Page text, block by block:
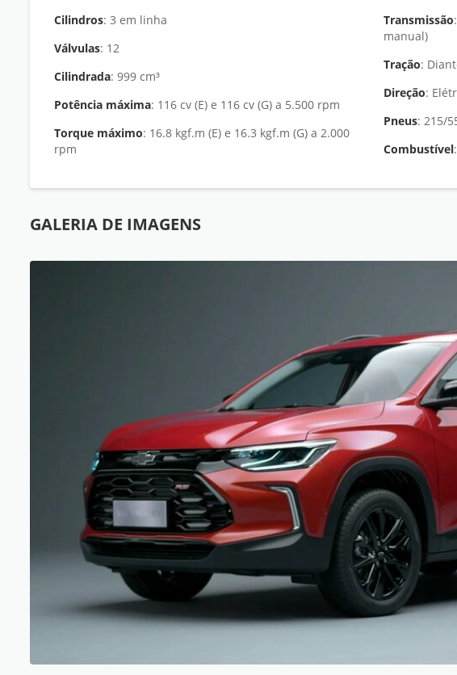
Cilindros : 3 em linha
Válvulas : 12
Cilindrada : 999 cm³
Potência máxima : 116 cv (E) e 116 cv (G) a 5.500 rpm
Torque máximo: 16.8 kgf.m (E) e 16.3 kgf.m (G) a 2.000
rpm
Transmissão: Automática de 6 velocidades (opção de troca
manual)
Tração :
Direção :
Pneus : 215/
Combustível
GALERIA DE IMAGENS